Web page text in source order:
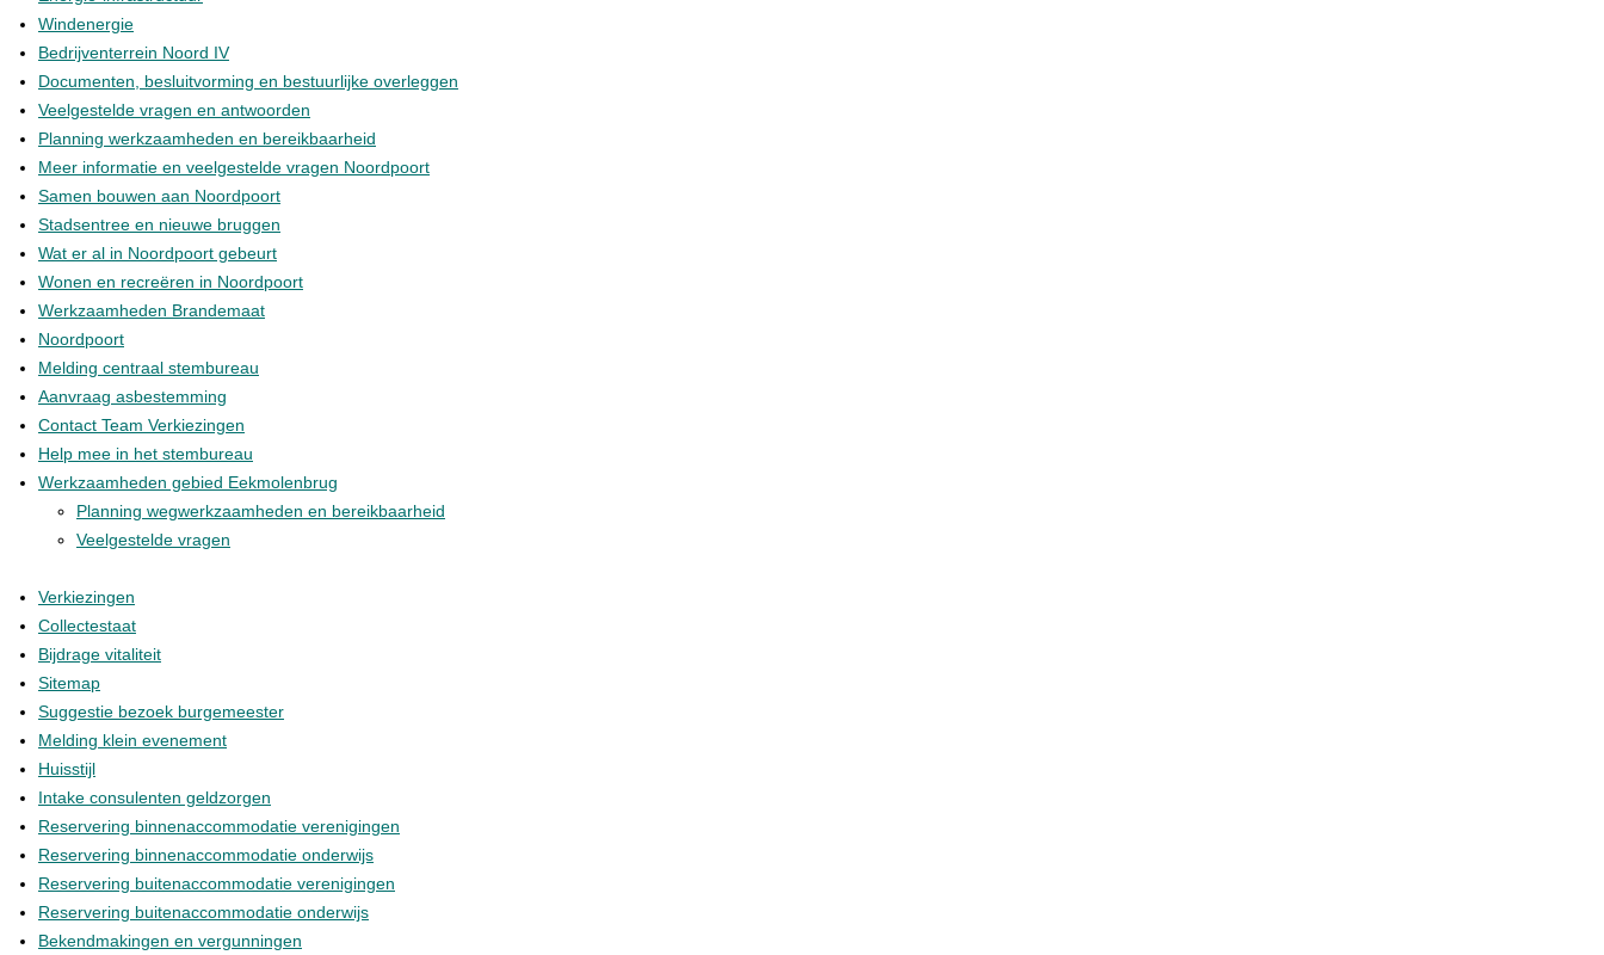
Windenergie
Bedrijventerrein Noord IV
Documenten, besluitvorming en bestuurlijke overleggen
Veelgestelde vragen en antwoorden
Planning werkzaamheden en bereikbaarheid
Meer informatie en veelgestelde vragen Noordpoort
Samen bouwen aan Noordpoort
Stadsentree en nieuwe bruggen
Wat er al in Noordpoort gebeurt
Wonen en recreëren in Noordpoort
Werkzaamheden Brandemaat
Noordpoort
Melding centraal stembureau
Aanvraag asbestemming
Contact Team Verkiezingen
Help mee in het stembureau
Werkzaamheden gebied Eekmolenbrug
Planning wegwerkzaamheden en bereikbaarheid
Veelgestelde vragen
Verkiezingen
Collectestaat
Bijdrage vitaliteit
Sitemap
Suggestie bezoek burgemeester
Melding klein evenement
Huisstijl
Intake consulenten geldzorgen
Reservering binnenaccommodatie verenigingen
Reservering binnenaccommodatie onderwijs
Reservering buitenaccommodatie verenigingen
Reservering buitenaccommodatie onderwijs
Bekendmakingen en vergunningen